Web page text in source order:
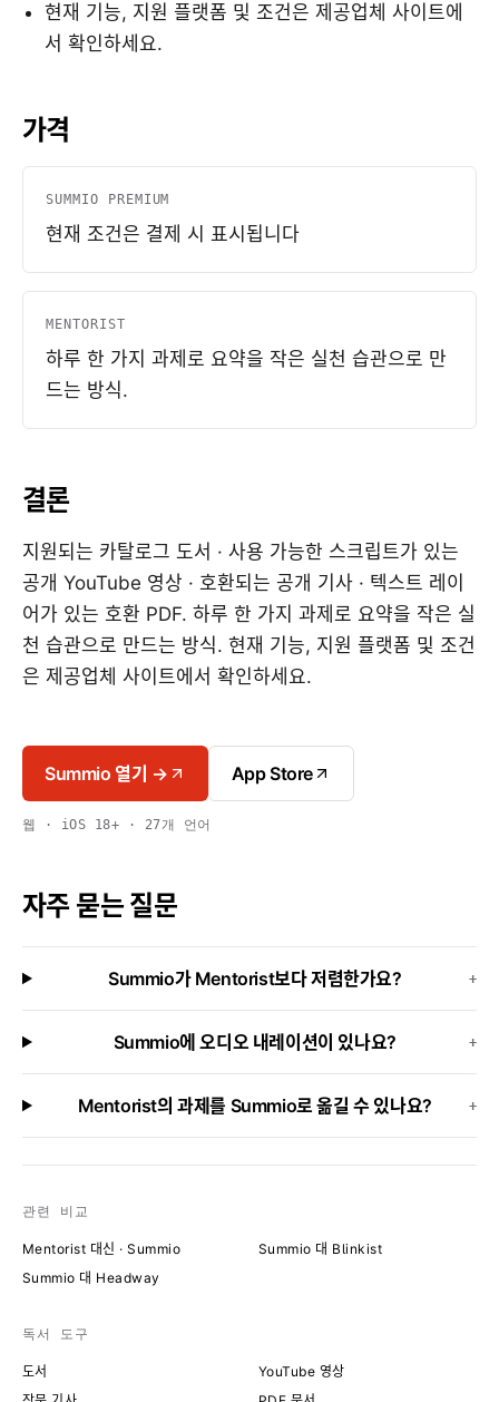
현재 기능, 지원 플랫폼 및 조건은 제공업체 사이트에
서 확인하세요.
가격
SUMMIO PREMIUM
현재 조건은 결제 시 표시됩니다
MENTORIST
하루 한 가지 과제로 요약을 작은 실천 습관으로 만
드는 방식.
결론
지원되는 카탈로그 도서 · 사용 가능한 스크립트가 있는
공개 YouTube 영상 · 호환되는 공개 기사 · 텍스트 레이
어가 있는 호환 PDF. 하루 한 가지 과제로 요약을 작은 실
천 습관으로 만드는 방식. 현재 기능, 지원 플랫폼 및 조건
은 제공업체 사이트에서 확인하세요.
Summio 열기 → App Store
웹 · iOS 18+ · 27개 언어
자주 묻는 질문
Summio가 Mentorist보다 저렴한가요? +
Summio에 오디오 내레이션이 있나요? +
Mentorist의 과제를 Summio로 옮길 수 있나요? +
관련 비교
Mentorist 대신 · Summio
Summio 대 Blinkist
Summio 대 Headway
독서 도구
도서
YouTube 영상